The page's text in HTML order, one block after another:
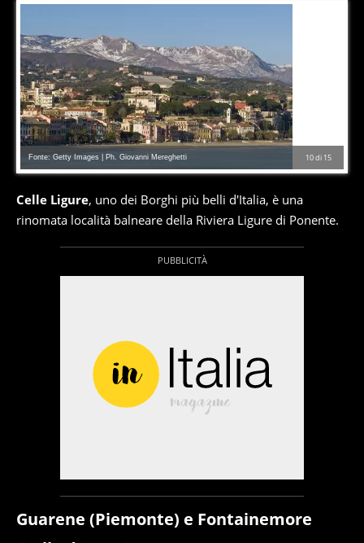
10di 15
Fonte: Getty Images | Ph. Giovanni Mereghetti
Celle Ligure, uno dei Borghi più belli d'Italia, è una
rinomata località balneare della Riviera Ligure di Ponente.
Guarene (Piemonte) e Fontainemore